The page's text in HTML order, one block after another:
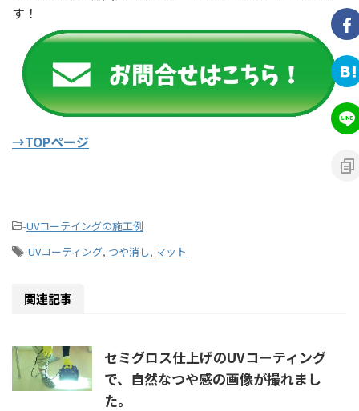
す！
→TOPページ
-UVコーテイングの施工例
-UVコーティング, つや消し, マット
関連記事
セミグロス仕上げのUVコーティング
で、自然なつや感の画像が撮れまし
た。